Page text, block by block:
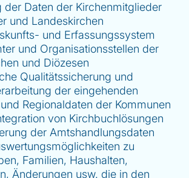
der Daten der Kirchenmitglieder
und Landeskirchen
und Erfassungssystem
und Organisationsstellen der
und Diözesen
Qualitätssicherung und
der eingehenden
Regionaldaten der Kommunen
von Kirchbuchlösungen
der Amtshandlungsdaten
zu
Familien, Haushalten,
Änderungen usw. die in den